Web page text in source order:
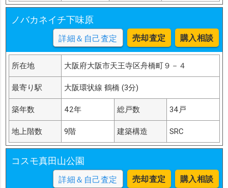
ノバカネイチ下味原
詳細＆自己査定 売却査定 購入相談
所在地 大阪府大阪市天王寺区舟橋町９－４
最寄り駅 大阪環状線 鶴橋 (3分)
築年数 42年 総戸数 34戸
地上階数 9階 建築構造 SRC
コスモ真田山公園
詳細＆自己査定 売却査定 購入相談